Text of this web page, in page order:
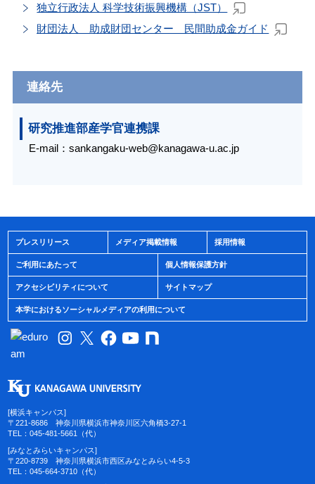
独立行政法人 科学技術振興機構（JST）
財団法人 助成財団センター 民間助成金ガイド
連絡先
研究推進部産学官連携課
E-mail： sankangaku-web@kanagawa-u.ac.jp
プレスリリース メディア掲載情報 採用情報
ご利用にあたって 個人情報保護方針
アクセシビリティについて サイトマップ
本学におけるソーシャルメディアの利用について
[横浜キャンパス]
〒221-8686 神奈川県横浜市神奈川区六角橋3-27-1
TEL：045-481-5661（代）
[みなとみらいキャンパス]
〒220-8739 神奈川県横浜市西区みなとみらい4-5-3
TEL：045-664-3710（代）